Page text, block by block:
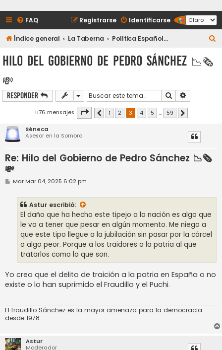
FAQ Identificarse
Registrarse
Índice general La Taberna Política Española y Sucesos
Hilo del Gobierno de Pedro Sánchez 📉🗞️
💸
Responder Buscar
1176 mensajes Página de 59
Anterior
1 2 3 4 5 … 59
Séneca
Asesor en la Sombra
Re: Hilo del Gobierno de Pedro Sánchez 📉🗞️
💸
M
Mar Mar 04, 2025 6:02 pm
Astur escribió:
El daño que ha hecho este tipejo a la nación es algo que
le va a tener que pesar en algún momento. Me niego a
que este tipo llegue a la jubilación sin pasar por la cárcel
o algo peor. Porque a los traidores a la patria al que
tratarlos como lo que son.
Yo creo que el delito de traición a la patria en España o no
existe o lo han suprimido el Fraudillo y el Puchi.
El fraudillo Sánchez es la mayor amenaza para la democracia
desde 1978.
Astur
Moderador